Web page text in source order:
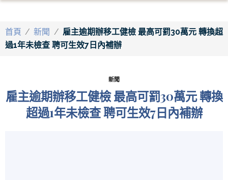
首頁 / 新聞 / 雇主逾期辦移工健檢 最高可罰30萬元 轉換超
過1年未檢查 聘可生效7日內補辦
新聞
雇主逾期辦移工健檢 最高可罰30萬元 轉換
超過1年未檢查 聘可生效7日內補辦